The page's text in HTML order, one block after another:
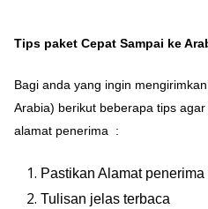
Tips paket Cepat Sampai ke
Bagi anda yang ingin
Arabia) berikut beberapa tips
alamat penerima :
Pastikan Alamat
Tulisan jelas terbaca